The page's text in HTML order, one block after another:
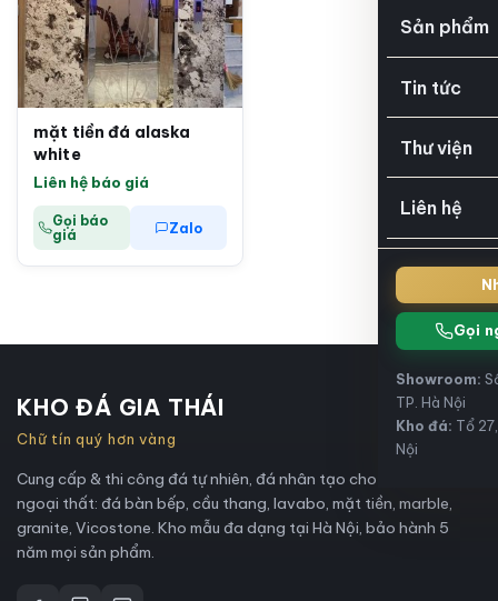
Sản phẩm
Tin tức
Thư viện
Liên hệ
Gọi
Showroom:
TP. Hà Nội
Kho đá: Tổ
Nội
mặt tiền đá alaska
white
Liên hệ báo giá
Gọi báo
giá
Zalo
KHO ĐÁ GIA THÁI
Chữ tín quý hơn vàng
Cung cấp & thi công đá tự nhiên, đá nhân tạo cho nội thất và
ngoại thất: đá bàn bếp, cầu thang, lavabo, mặt tiền, marble,
granite, Vicostone. Kho mẫu đa dạng tại Hà Nội, bảo hành 5
năm mọi sản phẩm.